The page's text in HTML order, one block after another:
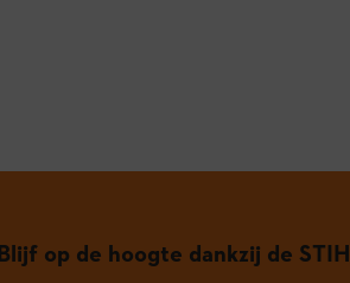
op de hoogte dankzij de